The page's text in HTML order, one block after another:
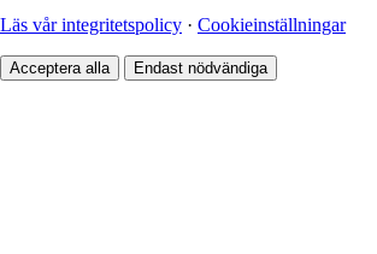
Läs vår integritetspolicy · Cookieinställningar
Acceptera alla Endast nödvändiga